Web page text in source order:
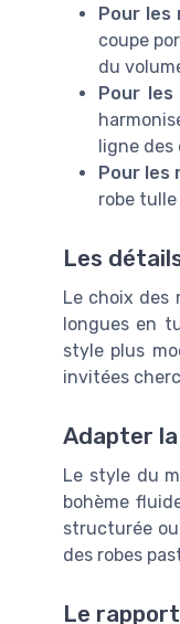
Pour les
coupe
du
Pour
ligne des
Pour les
robe
Les
Le choix des
longues en
style plus
invitées
Adapter
Le style du
bohème
structurée
des robes
Le